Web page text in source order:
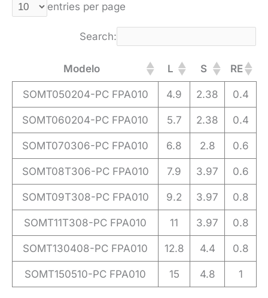
entries per page
Search:
Modelo L S RE
SOMT050204-PC FPA010 4.9 2.38 0.4
SOMT060204-PC FPA010 5.7 2.38 0.4
SOMT070306-PC FPA010 6.8 2.8 0.6
SOMT08T306-PC FPA010 7.9 3.97 0.6
SOMT09T308-PC FPA010 9.2 3.97 0.8
SOMT11T308-PC FPA010 11 3.97 0.8
SOMT130408-PC FPA010 12.8 4.4 0.8
SOMT150510-PC FPA010 15 4.8 1